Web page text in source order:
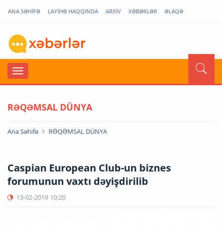
ANA SƏHİFƏ LAYİHƏ HAQQINDA ARXİV XƏBƏRLƏR ƏLAQƏ
RƏQƏMSAL DÜNYA
Ana Səhifə RƏQƏMSAL DÜNYA
Caspian European Club-un biznes
forumunun vaxtı dəyişdirilib
13-02-2019 10:20